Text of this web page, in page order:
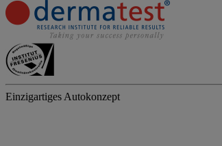
Einzigartiges Autokonzept